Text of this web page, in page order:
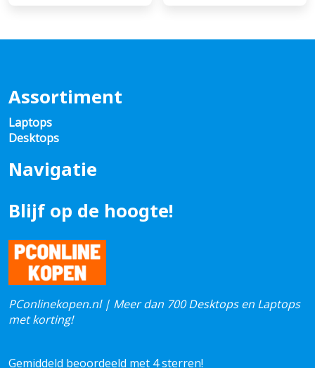
Assortiment
Laptops
Desktops
Navigatie
Blijf op de hoogte!
PConlinekopen.nl | Meer dan 700 Desktops en Laptops
met korting!
Gemiddeld beoordeeld met 4 sterren!